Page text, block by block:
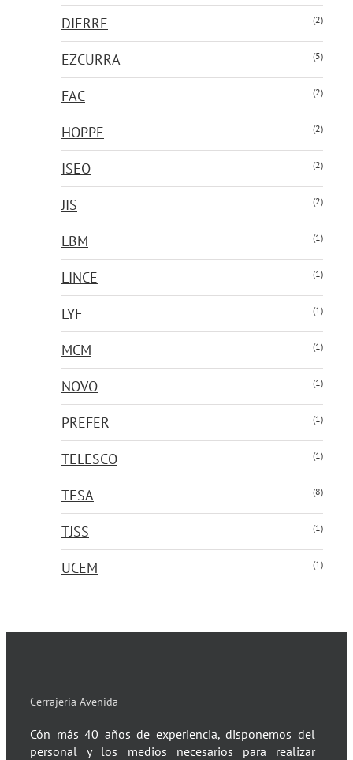
DIERRE (2)
EZCURRA (5)
FAC (2)
HOPPE (2)
ISEO (2)
JIS (2)
LBM (1)
LINCE (1)
LYF (1)
MCM (1)
NOVO (1)
PREFER (1)
TELESCO (1)
TESA (8)
TJSS (1)
UCEM (1)
Cerrajería Avenida
Cón más 40 años de experiencia, disponemos del
personal y los medios necesarios para realizar